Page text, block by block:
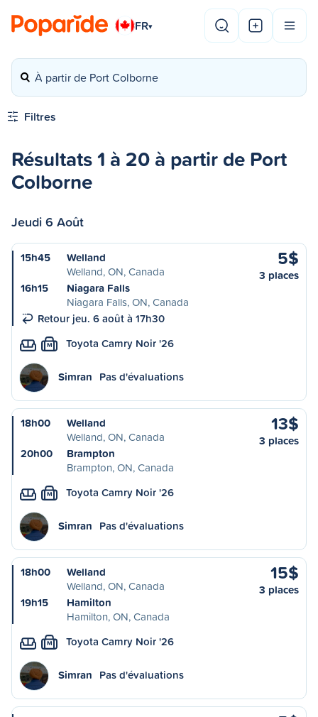
FR▾
À partir de Port Colborne
Filtres
Résultats 1 à 20 à partir de Port
Colborne
Jeudi 6 Août
15h45
Welland
Welland, ON, Canada
16h15
Niagara Falls
Niagara Falls, ON, Canada
Retour jeu. 6 août à 17h30
5$
3 places
M Toyota Camry Noir '26
Simran Pas d'évaluations
18h00
Welland
Welland, ON, Canada
20h00
Brampton
Brampton, ON, Canada
13$
3 places
M Toyota Camry Noir '26
Simran Pas d'évaluations
18h00
Welland
Welland, ON, Canada
19h15
Hamilton
Hamilton, ON, Canada
15$
3 places
M Toyota Camry Noir '26
Simran Pas d'évaluations